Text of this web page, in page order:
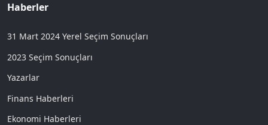
Haberler
31 Mart 2024 Yerel Seçim Sonuçları
2023 Seçim Sonuçları
Yazarlar
Finans Haberleri
Ekonomi Haberleri